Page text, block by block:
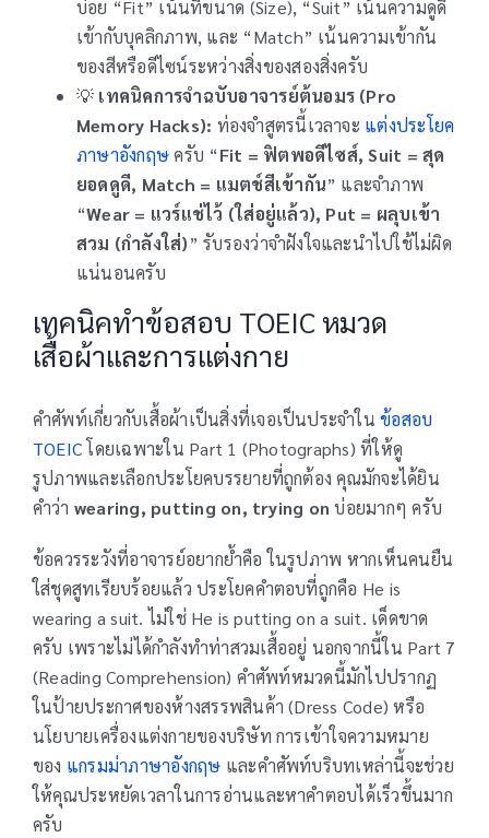
บ่อย “Fit” เน้นที่ขนาด (Size), “Suit” เน้นความดูดี
เข้ากับบุคลิกภาพ, และ “Match” เน้นความเข้ากัน
ของสีหรือดีไซน์ระหว่างสิ่งของสองสิ่งครับ
💡 เทคนิคการจำฉบับอาจารย์ต้นอมร (Pro
Memory Hacks): ท่องจำสูตรนี้เวลาจะ แต่งประโยค
ภาษาอังกฤษครับ “Fit = ฟิตพอดีไซส์, Suit = สุด
ยอดดูดี, Match = แมตช์สีเข้ากัน” และจำภาพ
“Wear = แวร์แช่ไว้ (ใส่อยู่แล้ว), Put = ผลุบเข้า
สวม (กำลังใส่)” รับรองว่าจำฝังใจและนำไปใช้ไม่ผิด
แน่นอนครับ
เทคนิคทำข้อสอบ TOEIC หมวด
เสื้อผ้าและการแต่งกาย
คำศัพท์เกี่ยวกับเสื้อผ้าเป็นสิ่งที่เจอเป็นประจำในข้อสอบ
TOEIC โดยเฉพาะใน Part 1 (Photographs) ที่ให้ดู
รูปภาพและเลือกประโยคบรรยายที่ถูกต้อง คุณมักจะได้ยิน
คำว่า wearing, putting on, trying on บ่อยมากๆ ครับ
ข้อควรระวังที่อาจารย์อยากย้ำคือ ในรูปภาพ หากเห็นคนยืน
ใส่ชุดสูทเรียบร้อยแล้ว ประโยคคำตอบที่ถูกคือ He is
wearing a suit. ไม่ใช่ He is putting on a suit. เด็ดขาด
ครับ เพราะไม่ได้กำลังทำท่าสวมเสื้ออยู่ นอกจากนี้ใน Part 7
(Reading Comprehension) คำศัพท์หมวดนี้มักไปปรากฏ
ในป้ายประกาศของห้างสรรพสินค้า (Dress Code) หรือ
นโยบายเครื่องแต่งกายของบริษัท การเข้าใจความหมาย
ของ แกรมม่าภาษาอังกฤษ และคำศัพท์บริบทเหล่านี้จะช่วย
ให้คุณประหยัดเวลาในการอ่านและหาคำตอบได้เร็วขึ้นมาก
ครับ